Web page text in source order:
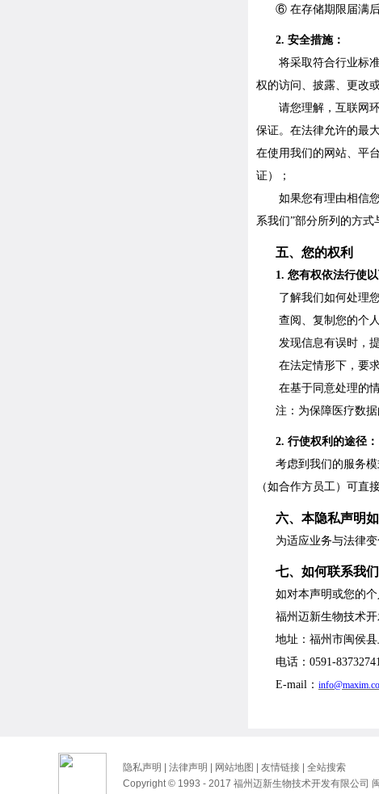
⑥ 在存储期限届满
2. 安全措施：
将采取符合行业标
权的访问、披露、更改
请您理解，互联网
保证。在法律允许的最
在使用我们的网站、平
证）
；
如果您有理由相信
系我们”部分所列的方式
五、 您的权利
1. 您有权依法行使以
了解我们如何处理
查阅、复制您的个
发现信息有误时，
在法定情形下，要
在基于同意处理的
注：为保障医疗数
2. 行使权利的途径：
考虑到我们的服务
（如合作方员工）可直
六、本隐私声明
为适应业务与法律
七、如何联系我们
如对本声明或您的
福州迈新生物技术开
地址：福州市闽侯
电话： 0591-
E-mail：
隐私声明 | 法律声明 | 网站地图 | 友情链接 | 全站搜索
Copyright © 1993 - 2017 福州迈新生物技术开发有限公司